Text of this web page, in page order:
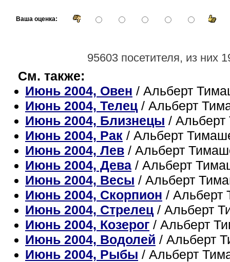
Ваша оценка:
95603 посетителя, из них
См. также:
Июнь 2004, Овен / Альберт
Июнь 2004, Телец/ Альберт
Июнь 2004, Близнецы /
Июнь 2004, Рак / Альберт
Июнь 2004, Лев / Альберт
Июнь 2004, Дева / Альберт
Июнь 2004, Весы / Альберт
Июнь 2004, Скорпион / Альберт
Июнь 2004, Стрелец/ Альберт
Июнь 2004, Козерог / Альберт
Июнь 2004, Водолей / Альберт
Июнь 2004, Рыбы / Альберт